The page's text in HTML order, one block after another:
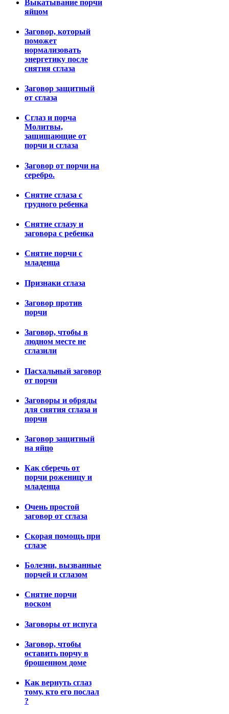
Выкатывание порчи
яйцом
Заговор, который
поможет
нормализовать
энергетику после
снятия сглаза
Заговор защитный
от сглаза
Сглаз и порча
Молитвы,
защищающие от
порчи и сглаза
Заговор от порчи на
серебро.
Снятие сглаза с
грудного ребенка
Снятие сглазу и
заговора с ребенка
Снятие порчи с
младенца
Признаки сглаза
Заговор против
порчи
Заговор, чтобы в
людном месте не
сглазили
Пасхальный заговор
от порчи
Заговоры и обряды
для снятия сглаза и
порчи
Заговор защитный
на яйцо
Как сберечь от
порчи роженицу и
младенца
Очень простой
заговор от сглаза
Скорая помощь при
сглазе
Болезни, вызванные
порчей и сглазом
Снятие порчи
воском
Заговоры от испуга
Заговор, чтобы
оставить порчу в
брошенном доме
Как вернуть сглаз
тому, кто его послал
?